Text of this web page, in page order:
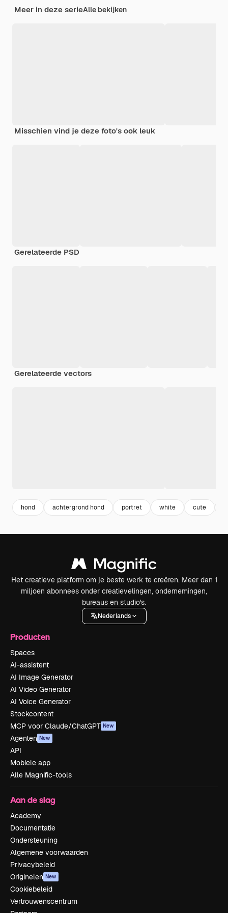
Meer in deze serieAlle bekijken
Misschien vind je deze foto's ook leuk
Gerelateerde PSD
Gerelateerde vectors
hond achtergrond hond portret white cute
Het creatieve platform om je beste werk te creëren. Meer dan 1
miljoen abonnees onder creatievelingen, ondernemingen,
bureaus en studio's.
Nederlands
Producten
Spaces
AI-assistent
AI Image Generator
AI Video Generator
AI Voice Generator
Stockcontent
MCP voor Claude/ChatGPT New
Agenten New
API
Mobiele app
Alle Magnific-tools
Aan de slag
Academy
Documentatie
Ondersteuning
Algemene voorwaarden
Privacybeleid
Originelen New
Cookiebeleid
Vertrouwenscentrum